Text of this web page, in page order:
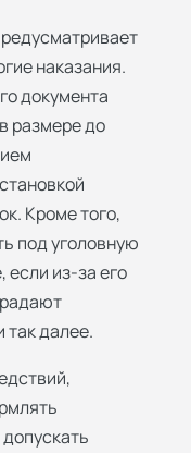
наказания.
документа
размере до
Кроме того,
под уголовную
если из-за его
так далее.